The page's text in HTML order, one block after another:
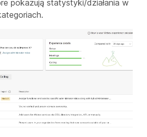
pokazują statystyki/działania w